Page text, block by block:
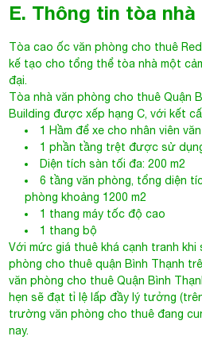
E. Thông tin tòa nhà
Tòa cao ốc văn phòng cho thuê
kế tạo cho tổng thể tòa nhà một
đại.
Tòa nhà văn phòng cho thuê Quận
Building được xếp hạng C, với kết
1 Hầm để xe cho nhân viên
1 phần tầng trệt được sử
Diện tích sàn tối đa: 200 m2
6 tầng văn phòng, tổng diện
phòng khoảng 1200 m2
1 thang máy tốc độ cao
1 thang bộ
Với mức giá thuê khá cạnh tranh
phòng cho thuê quận Bình Thạnh
văn phòng cho thuê Quận Bình
hẹn sẽ đạt tỉ lệ lấp đầy lý tưởng
trường văn phòng cho thuê đang
nay.